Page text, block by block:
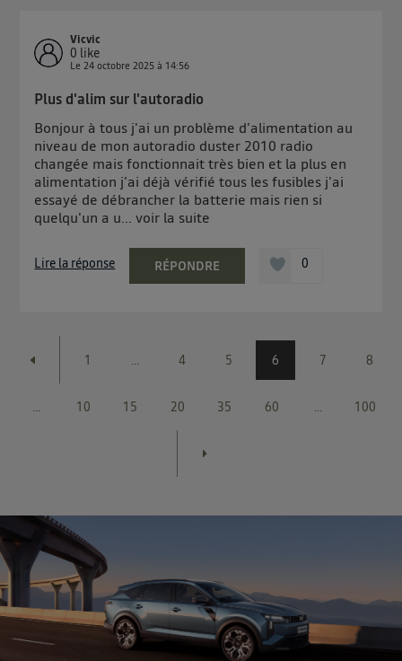
Vicvic
0 like
Le24 octobre 2025 à 14:56
Plus d'alim sur l'autoradio
Bonjour à tous j'ai un problème d'alimentation au
niveau de mon autoradio duster 2010 radio
changée mais fonctionnait très bien et la plus en
alimentation j'ai déjà vérifié tous les fusibles j'ai
essayé de débrancher la batterie mais rien si
quelqu'un a u...voir la suite
Lire la réponse RÉPONDRE 0
1 ... 4 5 6 7 8
... 10 15 20 35 60 ... 100